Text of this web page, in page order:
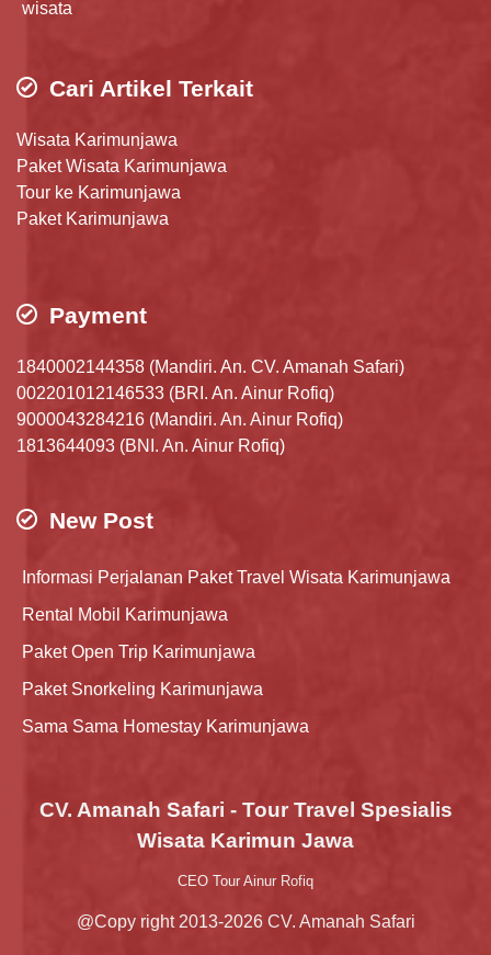
wisata
Cari Artikel Terkait
Wisata Karimunjawa
Paket Wisata Karimunjawa
Tour ke Karimunjawa
Paket Karimunjawa
Payment
1840002144358 (Mandiri. An. CV. Amanah Safari)
002201012146533 (BRI. An. Ainur Rofiq)
9000043284216 (Mandiri. An. Ainur Rofiq)
1813644093 (BNI. An. Ainur Rofiq)
New Post
Informasi Perjalanan Paket Travel Wisata Karimunjawa
Rental Mobil Karimunjawa
Paket Open Trip Karimunjawa
Paket Snorkeling Karimunjawa
Sama Sama Homestay Karimunjawa
CV. Amanah Safari - Tour Travel Spesialis
Wisata Karimun Jawa
CEO Tour Ainur Rofiq
@Copy right 2013-2026 CV. Amanah Safari